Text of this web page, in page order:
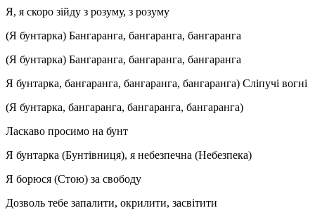
Я, я скоро зійду з розуму, з розуму
(Я бунтарка) Бангаранга, бангаранга, бангаранга
(Я бунтарка) Бангаранга, бангаранга, бангаранга
Я бунтарка, бангаранга, бангаранга, бангаранга) Сліпучі вогні
(Я бунтарка, бангаранга, бангаранга, бангаранга)
Ласкаво просимо на бунт
Я бунтарка (Бунтівниця), я небезпечна (Небезпека)
Я борюся (Стою) за свободу
Дозволь тебе запалити, окрилити, засвітити